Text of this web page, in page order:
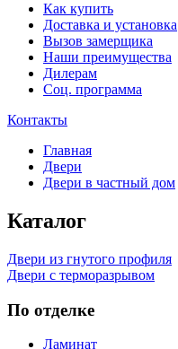
Как купить
Доставка и установка
Вызов замерщика
Наши преимущества
Дилерам
Соц. программа
Контакты
Главная
Двери
Двери в частный дом
Каталог
Двери из гнутого профиля
Двери с терморазрывом
По отделке
Ламинат